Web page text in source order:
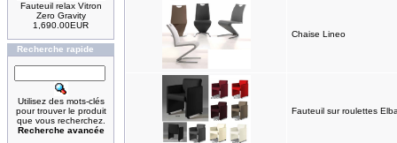
Fauteuil relax Vitron
Zero Gravity
1,690.00EUR
Recherche rapide
Utilisez des mots-clés
pour trouver le produit
que vous recherchez.
Recherche avancée
Chaise Lineo
Fauteuil sur roulettes